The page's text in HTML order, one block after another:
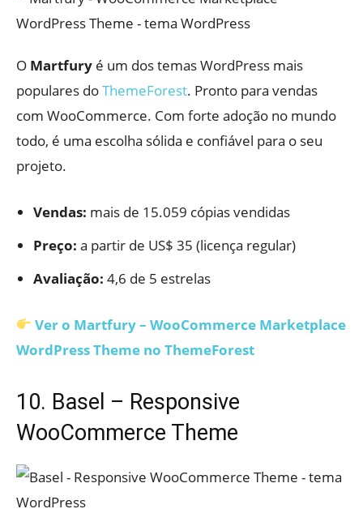
O Martfury é um dos temas WordPress mais
populares doThemeForest. Pronto para vendas
com WooCommerce. Com forte adoção no mundo
todo, é uma escolha sólida e confiável para o seu
projeto.
Vendas: mais de 15.059 cópias vendidas
Preço: a partir de US$ 35 (licença regular)
Avaliação: 4,6 de 5 estrelas
Ver o Martfury – WooCommerce Marketplace
WordPress Theme no ThemeForest
10. Basel – Responsive
WooCommerce Theme